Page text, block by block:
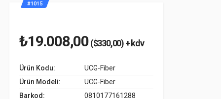
#1015
₺19.008,00($330,00) + kdv
Ürün Kodu:
UCG-Fiber
Ürün Modeli:
UCG-Fiber
Barkod:
0810177161288